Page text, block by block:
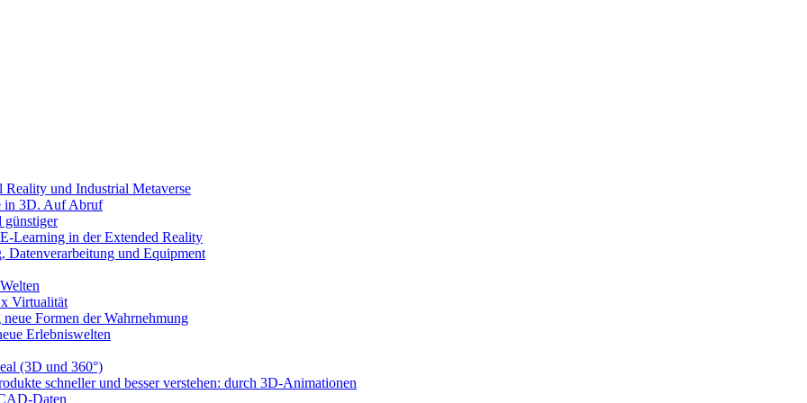
und Industrial Metaverse
in 3D. Auf Abruf
günstiger
Learning in der Extended Reality
und Equipment
x Virtualität
Formen der Wahrnehmung
Erlebniswelten
(3D und 360°)
schneller und besser verstehen: durch 3D-Animationen
Daten